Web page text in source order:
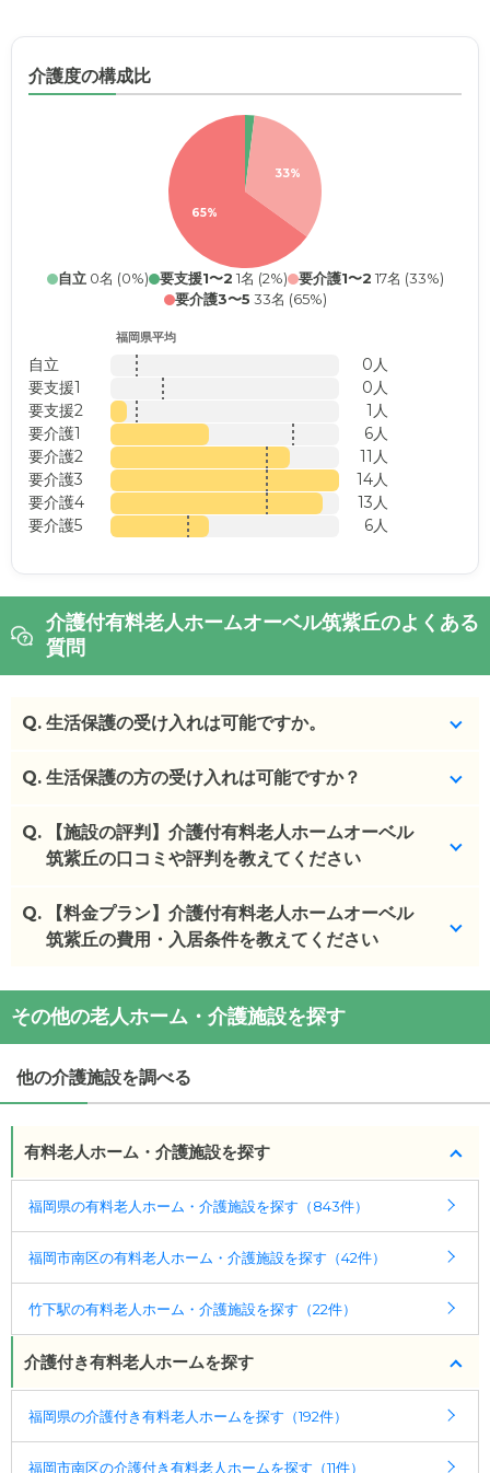
介護度の構成比
33%
65%
自立0名 (0%) 要支援1〜2 1名 (2%) 要介護1〜2 17名 (33%)
要介護3〜5 33名 (65%)
福岡県平均
自立
0人
要支援1
0人
要支援2
1人
要介護1
6人
要介護2
11人
要介護3
14人
要介護4
13人
要介護5
6人
介護付有料老人ホームオーベル筑紫丘のよくある
質問
Q. 生活保護の受け入れは可能ですか。
はい、可能です。
(回答者: 施設担当者,回答日: 2024/02/15)
Q. 生活保護の方の受け入れは可能ですか？
はい、お受け入れ可能です。
Q.
【施設の評判】介護付有料老人ホームオーベル
筑紫丘の口コミや評判を教えてください
介護付有料老人ホームオーベル筑紫丘を見学した方
の口コミを確認できます。
・清潔感があり、食事もかんりできていそうであ
かった。それと、...
で、こちらとして...
施設の雰囲気
介護付有料老人ホームオーベル筑紫丘のページで
は、3枚の施設写真を見ることができます。
・経験豊富な入居相談員が完全無料で施設探しをサ
ポート
入居相談：0120-579-721
・全国10000件の介護施設情報を掲載
Q.
【料金プラン】介護付有料老人ホームオーベル
筑紫丘の費用・入居条件を教えてください
介護付有料老人ホームオーベル筑紫丘の入居金・月
額料金は次のとおりです。
・初期費用が14〜25.9万円
・月額費用が12.8〜
入居条件は次のとおりです。
4、要介護5
ケアスル 介護では詳細な料金プラン をご確認頂けま
◎ケアスル 介護の3つの特徴
・経験豊富な入居相談員が完全無料で施設探しをサ
入居相談： 0120-579-721（無料）
受付時間：10：00～19：00
その他の老人ホーム・介護施設を探す
他の介護施設を調べる
有料老人ホーム・介護施設を探す
福岡県の有料老人ホーム・介護施設を探す（843件）
福岡市南区の有料老人ホーム・介護施設を探す（42件）
竹下駅の有料老人ホーム・介護施設を探す（22件）
介護付き有料老人ホームを探す
福岡県の介護付き有料老人ホームを探す（192件）
福岡市南区の介護付き有料老人ホームを探す（11件）